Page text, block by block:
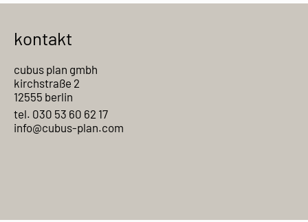
kontakt
cubus plan gmbh
kirchstraße 2
12555 berlin
tel. 030 53 60 62 17
info@cubus-plan.com